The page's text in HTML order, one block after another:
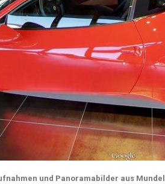
und Panoramabilder aus